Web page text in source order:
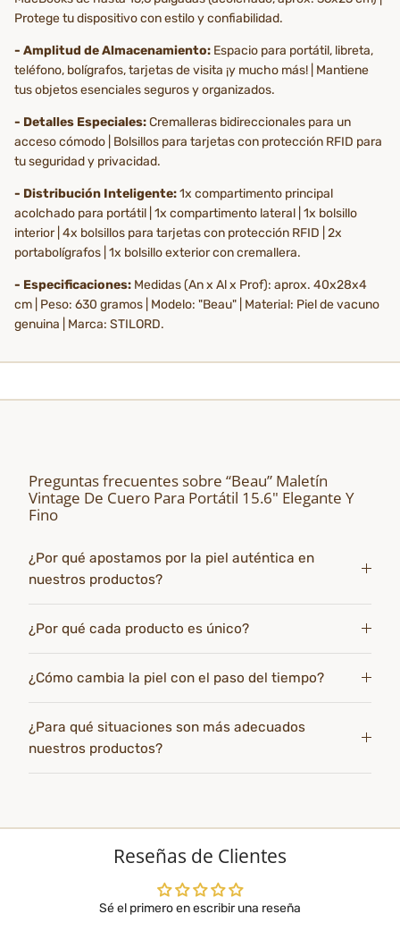
Protege tu dispositivo con estilo y confiabilidad.
- Amplitud de Almacenamiento: Espacio para portátil, libreta,
teléfono, bolígrafos, tarjetas de visita ¡y mucho más! | Mantiene
tus objetos esenciales seguros y organizados.
- Detalles Especiales:Cremalleras bidireccionales para un
acceso cómodo | Bolsillos para tarjetas con protección RFID para
tu seguridad y privacidad.
- Distribución Inteligente:1x compartimento principal
acolchado para portátil | 1x compartimento lateral | 1x bolsillo
interior | 4x bolsillos para tarjetas con protección RFID | 2x
portabolígrafos | 1x bolsillo exterior con cremallera.
- Especificaciones: Medidas (An x Al x Prof): aprox. 40x28x4
cm | Peso: 630 gramos | Modelo: "Beau" | Material: Piel de vacuno
genuina | Marca: STILORD.
Preguntas frecuentes sobre “Beau” Maletín
Vintage De Cuero Para Portátil 15.6" Elegante Y
Fino
¿Por qué apostamos por la piel auténtica en
nuestros productos?
¿Por qué cada producto es único?
¿Cómo cambia la piel con el paso del tiempo?
¿Para qué situaciones son más adecuados
nuestros productos?
Reseñas de Clientes
Sé el primero en escribir una reseña